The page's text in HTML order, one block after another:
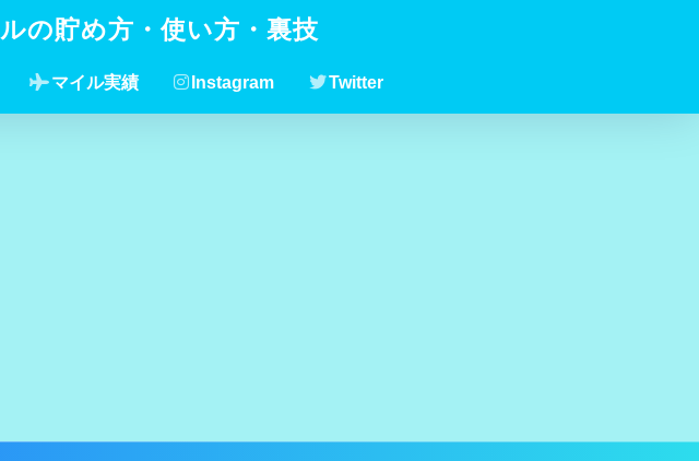
の貯め方・使い方・裏技
マイル実績 Instagram Twitter